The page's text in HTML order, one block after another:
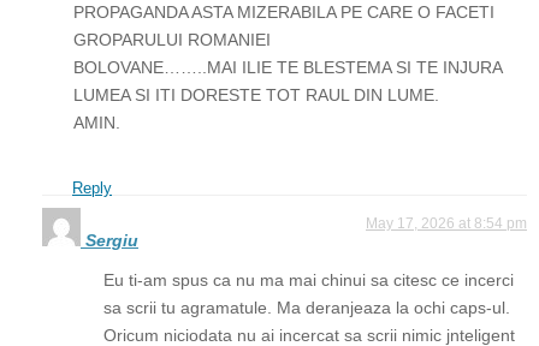
PROPAGANDA ASTA MIZERABILA PE CARE O FACETI
GROPARULUI ROMANIEI
BOLOVANE……..MAI ILIE TE BLESTEMA SI TE INJURA
LUMEA SI ITI DORESTE TOT RAUL DIN LUME.
AMIN.
Reply
Sergiu
May 17, 2026 at 8:54 pm
Eu ti-am spus ca nu ma mai chinui sa citesc ce incerci
sa scrii tu agramatule. Ma deranjeaza la ochi caps-ul.
Oricum niciodata nu ai incercat sa scrii nimic jnteligent